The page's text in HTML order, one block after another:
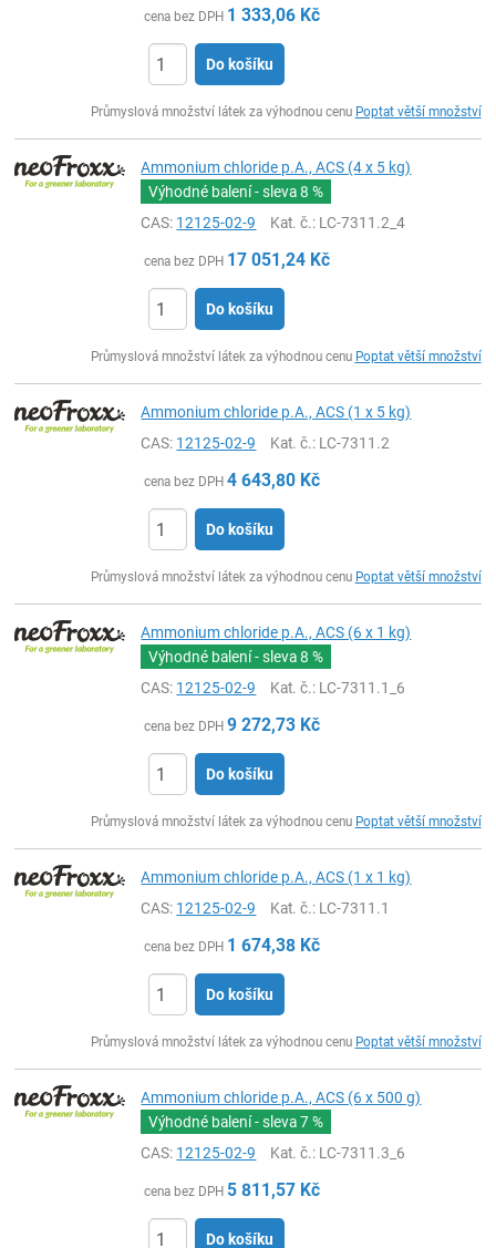
cena bez DPH 1 333,06 Kč
Do košíku
Průmyslová množství látek za výhodnou cenu Poptat větší množství
Ammonium chloride p.A., ACS (4 x 5 kg)
Výhodné balení - sleva8 %
CAS: 12125-02-9 Kat. č.: LC-7311.2_4
cena bez DPH 17 051,24 Kč
Do košíku
Průmyslová množství látek za výhodnou cenu Poptat větší množství
Ammonium chloride p.A., ACS (1 x 5 kg)
CAS: 12125-02-9 Kat. č.: LC-7311.2
cena bez DPH 4 643,80 Kč
Do košíku
Průmyslová množství látek za výhodnou cenu Poptat větší množství
Ammonium chloride p.A., ACS (6 x 1 kg)
Výhodné balení - sleva8 %
CAS: 12125-02-9 Kat. č.: LC-7311.1_6
cena bez DPH 9 272,73 Kč
Do košíku
Průmyslová množství látek za výhodnou cenu Poptat větší množství
Ammonium chloride p.A., ACS (1 x 1 kg)
CAS: 12125-02-9 Kat. č.: LC-7311.1
cena bez DPH 1 674,38 Kč
Do košíku
Průmyslová množství látek za výhodnou cenu Poptat větší množství
Ammonium chloride p.A., ACS (6 x 500 g)
Výhodné balení - sleva7 %
CAS: 12125-02-9 Kat. č.: LC-7311.3_6
cena bez DPH 5 811,57 Kč
Do košíku